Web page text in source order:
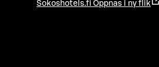
Sokoshotels.fi Öppnas i ny flik